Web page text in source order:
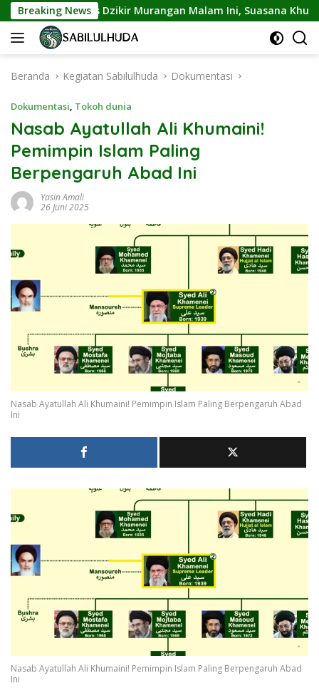
Langsung
ke
konten
Breaking News
Majelis Dzikir Murangan Malam Ini, Suasana Khusyuk
Beranda Kegiatan Sabilulhuda Dokumentasi
Dokumentasi, Tokoh dunia
Nasab Ayatullah Ali Khumaini!
Pemimpin Islam Paling
Berpengaruh Abad Ini
Yasin Amali
26 Juni 2025
Nasab Ayatullah Ali Khumaini! Pemimpin Islam Paling Berpengaruh Abad
Ini
Nasab Ayatullah Ali Khumaini! Pemimpin Islam Paling Berpengaruh Abad
Ini